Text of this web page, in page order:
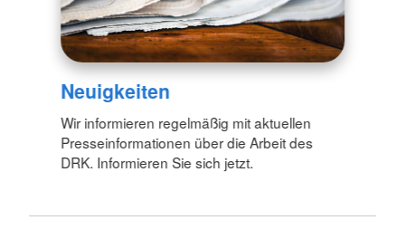
Neuigkeiten
Wir informieren regelmäßig mit aktuellen
Presseinformationen über die Arbeit des
DRK. Informieren Sie sich jetzt.